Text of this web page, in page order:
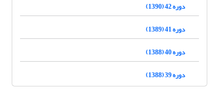
دوره 42 (1390)
دوره 41 (1389)
دوره 40 (1388)
دوره 39 (1388)